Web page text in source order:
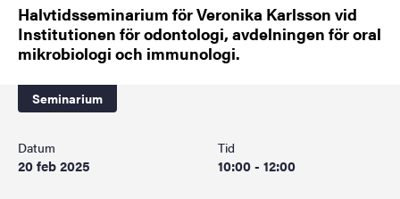
Halvtidsseminarium för​ Veronika Karlsson vid
Institutionen för odontologi, avdelningen för oral
mikrobiologi och immunologi.
Seminarium
Datum
20 feb 2025
Tid
10:00 - 12:00